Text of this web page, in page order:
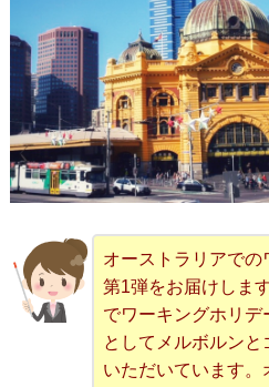
オーストラリアで
第1弾をお届けしま
でワーキングホリ
としてメルボルン
いただいています